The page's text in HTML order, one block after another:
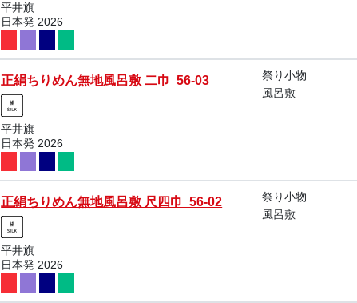
平井旗
日本発 2026
正絹ちりめん無地風呂敷 二巾 56-03
平井旗
日本発 2026
祭り小物
風呂敷
正絹ちりめん無地風呂敷 尺四巾 56-02
平井旗
日本発 2026
祭り小物
風呂敷